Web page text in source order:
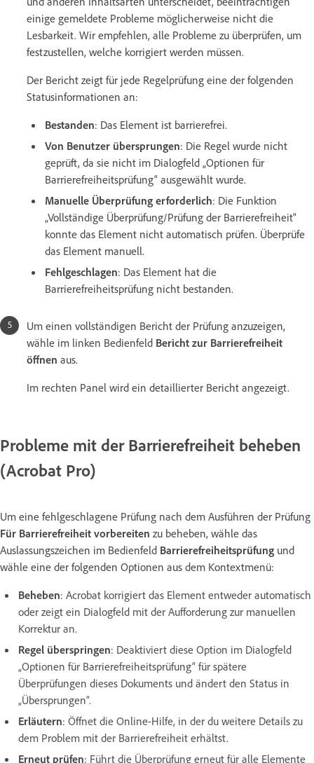
einige gemeldete Probleme möglicherweise nicht die
Lesbarkeit. Wir empfehlen, alle Probleme zu überprüfen, um
festzustellen, welche korrigiert werden müssen.
Der Bericht zeigt für jede Regelprüfung eine der folgenden
Statusinformationen an:
Bestanden: Das Element ist barrierefrei.
Von Benutzer übersprungen: Die Regel wurde nicht
geprüft, da sie nicht im Dialogfeld „Optionen für
Barrierefreiheitsprüfung“ ausgewählt wurde.
Manuelle Überprüfung erforderlich: Die Funktion
„Vollständige Überprüfung/Prüfung der Barrierefreiheit“
konnte das Element nicht automatisch prüfen. Überprüfe
das Element manuell.
Fehlgeschlagen: Das Element hat die
Barrierefreiheitsprüfung nicht bestanden.
Um einen vollständigen Bericht der Prüfung anzuzeigen,
wähle im linken Bedienfeld Bericht zur Barrierefreiheit
öffnen aus.
Im rechten Panel wird ein detaillierter Bericht angezeigt.
Probleme mit der Barrierefreiheit beheben
(Acrobat Pro)
Um eine fehlgeschlagene Prüfung nach dem Ausführen der Prüfung
Für Barrierefreiheit vorbereiten zu beheben, wähle das
Auslassungszeichen im Bedienfeld Barrierefreiheitsprüfung und
wähle eine der folgenden Optionen aus dem Kontextmenü:
Beheben: Acrobat korrigiert das Element entweder automatisch
oder zeigt ein Dialogfeld mit der Aufforderung zur manuellen
Korrektur an.
Regel überspringen: Deaktiviert diese Option im Dialogfeld
„Optionen für Barrierefreiheitsprüfung“ für spätere
Überprüfungen dieses Dokuments und ändert den Status in
„Übersprungen“.
Erläutern: Öffnet die Online-Hilfe, in der du weitere Details zu
dem Problem mit der Barrierefreiheit erhältst.
Erneut prüfen: Führt die Überprüfung erneut für alle Elemente